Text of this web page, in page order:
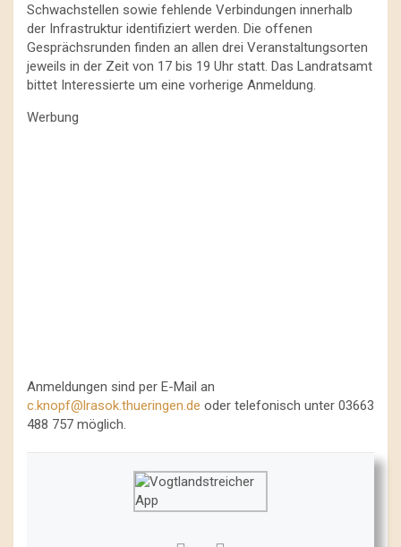
Schwachstellen sowie fehlende Verbindungen innerhalb
der Infrastruktur identifiziert werden. Die offenen
Gesprächsrunden finden an allen drei Veranstaltungsorten
jeweils in der Zeit von 17 bis 19 Uhr statt. Das Landratsamt
bittet Interessierte um eine vorherige Anmeldung.
Werbung
Anmeldungen sind per E-Mail an
c.knopf@lrasok.thueringen.de oder telefonisch unter 03663
488 757 möglich.